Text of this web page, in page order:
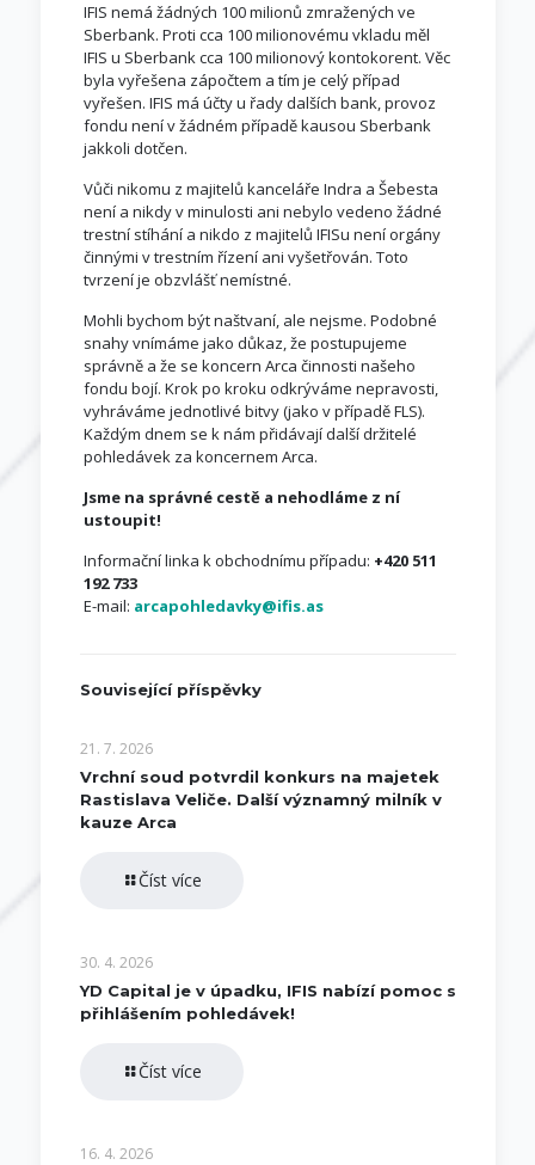
IFIS nemá žádných 100 milionů zmražených ve
Sberbank. Proti cca 100 milionovému vkladu měl
IFIS u Sberbank cca 100 milionový kontokorent. Věc
byla vyřešena zápočtem a tím je celý případ
vyřešen. IFIS má účty u řady dalších bank, provoz
fondu není v žádném případě kausou Sberbank
jakkoli dotčen.
Vůči nikomu z majitelů kanceláře Indra a Šebesta
není a nikdy v minulosti ani nebylo vedeno žádné
trestní stíhání a nikdo z majitelů IFISu není orgány
činnými v trestním řízení ani vyšetřován. Toto
tvrzení je obzvlášť nemístné.
Mohli bychom být naštvaní, ale nejsme. Podobné
snahy vnímáme jako důkaz, že postupujeme
správně a že se koncern Arca činnosti našeho
fondu bojí. Krok po kroku odkrýváme nepravosti,
vyhráváme jednotlivé bitvy (jako v případě FLS).
Každým dnem se k nám přidávají další držitelé
pohledávek za koncernem Arca.
Jsme na správné cestě a nehodláme z ní
ustoupit!
Informační linka k obchodnímu případu: +420 511
192 733
E-mail: arcapohledavky@ifis.as
Související příspěvky
21. 7. 2026
Vrchní soud potvrdil konkurs na majetek
Rastislava Veliče. Další významný milník v
kauze Arca
Číst více
30. 4. 2026
YD Capital je v úpadku, IFIS nabízí pomoc s
přihlášením pohledávek!
Číst více
16. 4. 2026